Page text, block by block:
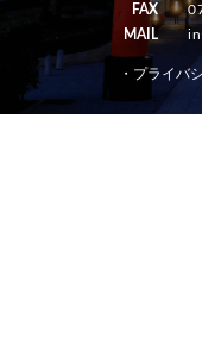
FAX
MAIL
・プライバ